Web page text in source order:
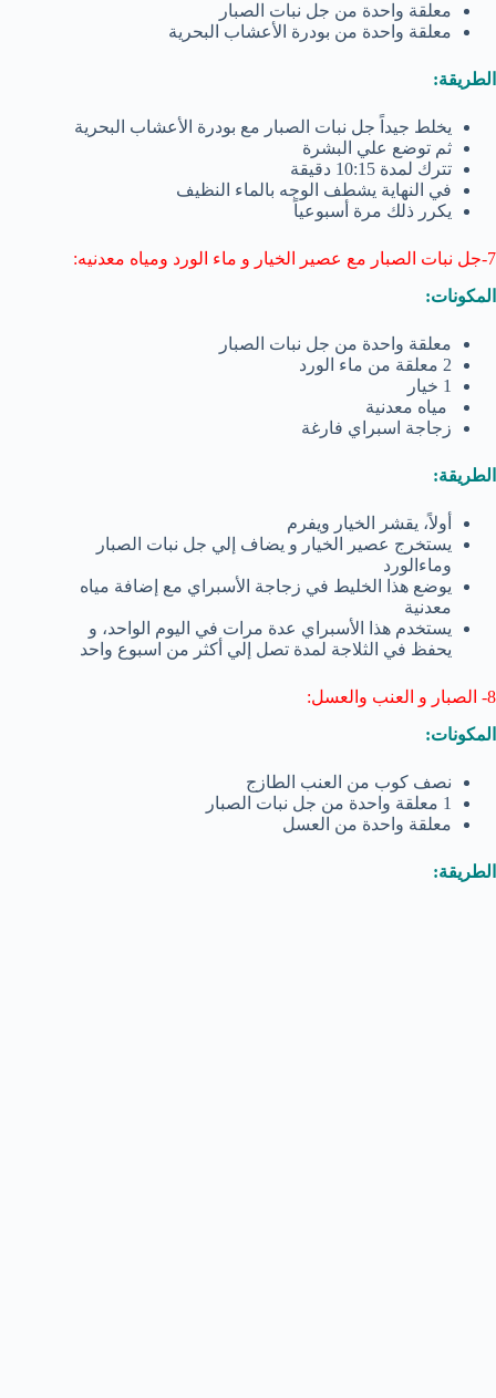
معلقة واحدة من جل نبات الصبار
معلقة واحدة من بودرة الأعشاب البحرية
الطريقة:
يخلط جيداً جل نبات الصبار مع بودرة الأعشاب البحرية
ثم توضع علي البشرة
تترك لمدة 10:15 دقيقة
في النهاية يشطف الوجه بالماء النظيف
يكرر ذلك مرة أسبوعياً
7-جل نبات الصبار مع عصير الخيار و ماء الورد ومياه معدنيه:
المكونات:
معلقة واحدة من جل نبات الصبار
2 معلقة من ماء الورد
1 خيار
مياه معدنية
زجاجة اسبراي فارغة
الطريقة:
أولاً، يقشر الخيار ويفرم
يستخرج عصير الخيار و يضاف إلي جل نبات الصبار
وماءالورد
يوضع هذا الخليط في زجاجة الأسبراي مع إضافة مياه
معدنية
يستخدم هذا الأسبراي عدة مرات في اليوم الواحد، و
يحفظ في الثلاجة لمدة تصل إلي أكثر من اسبوع واحد
8- الصبار و العنب والعسل:
المكونات:
نصف كوب من العنب الطازج
1 معلقة واحدة من جل نبات الصبار
معلقة واحدة من العسل
الطريقة: